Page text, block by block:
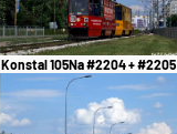
Konstal 105Na #2204 + #2205